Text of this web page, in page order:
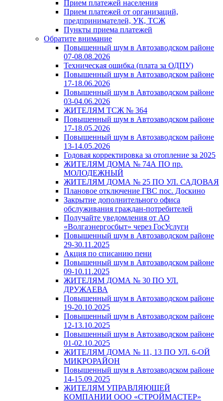
Прием платежей населения
Прием платежей от организаций,
предпринимателей, УК, ТСЖ
Пункты приема платежей
Обратите внимание
Повышенный шум в Автозаводском районе
07-08.08.2026
Техническая ошибка (плата за ОДПУ)
Повышенный шум в Автозаводском районе
17-18.06.2026
Повышенный шум в Автозаводском районе
03-04.06.2026
ЖИТЕЛЯМ ТСЖ № 364
Повышенный шум в Автозаводском районе
17-18.05.2026
Повышенный шум в Автозаводском районе
13-14.05.2026
Годовая корректировка за отопление за 2025
ЖИТЕЛЯМ ДОМА № 74А ПО пр.
МОЛОДЕЖНЫЙ
ЖИТЕЛЯМ ДОМА № 25 ПО УЛ. САДОВАЯ
Плановое отключение ГВС пос. Доскино
Закрытие дополнительного офиса
обслуживания граждан-потребителей
Получайте уведомления от АО
«Волгаэнергосбыт» через ГосУслуги
Повышенный шум в Автозаводском районе
29-30.11.2025
Акция по списанию пени
Повышенный шум в Автозаводском районе
09-10.11.2025
ЖИТЕЛЯМ ДОМА № 30 ПО УЛ.
ДРУЖАЕВА
Повышенный шум в Автозаводском районе
19-20.10.2025
Повышенный шум в Автозаводском районе
12-13.10.2025
Повышенный шум в Автозаводском районе
01-02.10.2025
ЖИТЕЛЯМ ДОМА № 11, 13 ПО УЛ. 6-ОЙ
МИКРОРАЙОН
Повышенный шум в Автозаводском районе
14-15.09.2025
ЖИТЕЛЯМ УПРАВЛЯЮЩЕЙ
КОМПАНИИ ООО «СТРОЙМАСТЕР»